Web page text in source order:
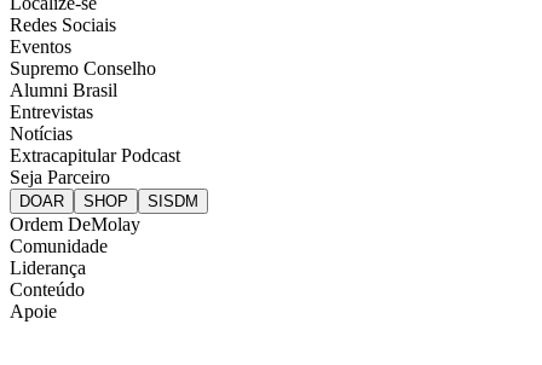
Redes Sociais
Eventos
Supremo Conselho
Alumni Brasil
Entrevistas
Notícias
Extracapitular Podcast
Seja Parceiro
Ordem DeMolay
Comunidade
Liderança
Conteúdo
Apoie